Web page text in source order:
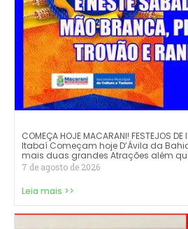
COMEÇA HOJE MACARANI! FESTEJOS
Itabaí Começam hoje D’Ávila da
mais duas grandes Atrações além
7 de agosto de 2026
Leia mais >>